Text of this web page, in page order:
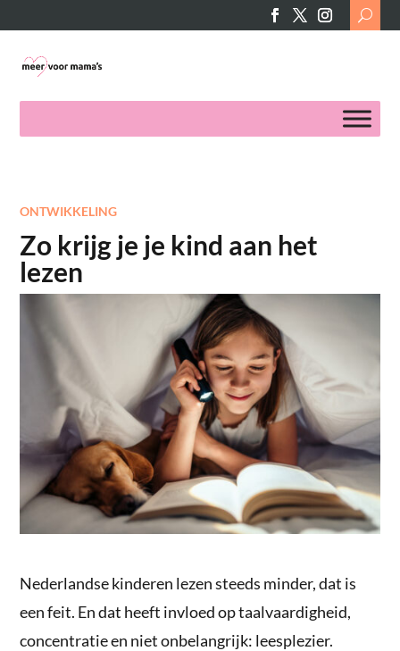
Search
for:
ONTWIKKELING
Zo krijg je je kind aan het
lezen
Nederlandse kinderen lezen steeds minder, dat is
een feit. En dat heeft invloed op taalvaardigheid,
concentratie en niet onbelangrijk: leesplezier.